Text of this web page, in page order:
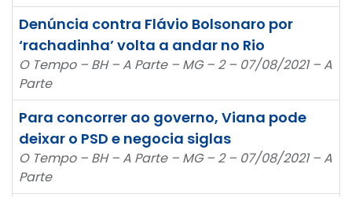
Denúncia contra Flávio Bolsonaro por
‘rachadinha’ volta a andar no Rio
O Tempo – BH – A Parte – MG – 2 – 07/08/2021 – A
Parte
Para concorrer ao governo, Viana pode
deixar o PSD e negocia siglas
O Tempo – BH – A Parte – MG – 2 – 07/08/2021 – A
Parte